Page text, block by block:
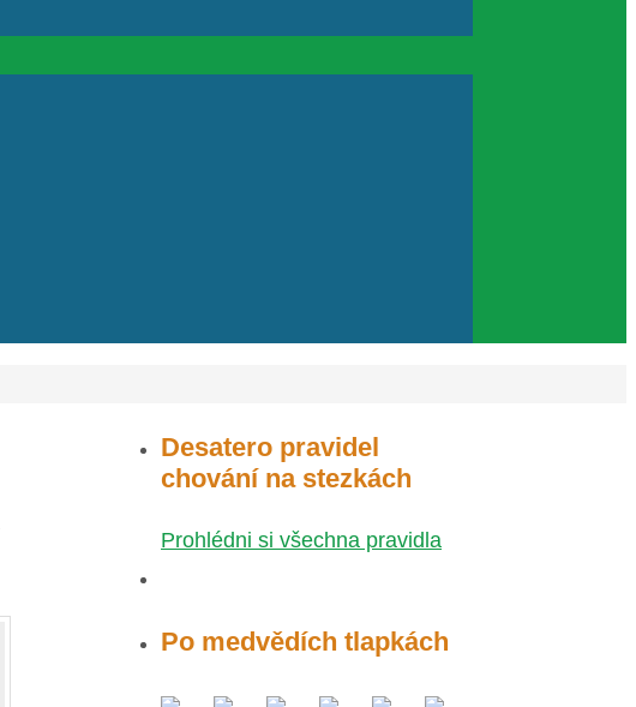
Desatero pravidel
chování na stezkách
Prohlédni si všechna pravidla
Po medvědích tlapkách